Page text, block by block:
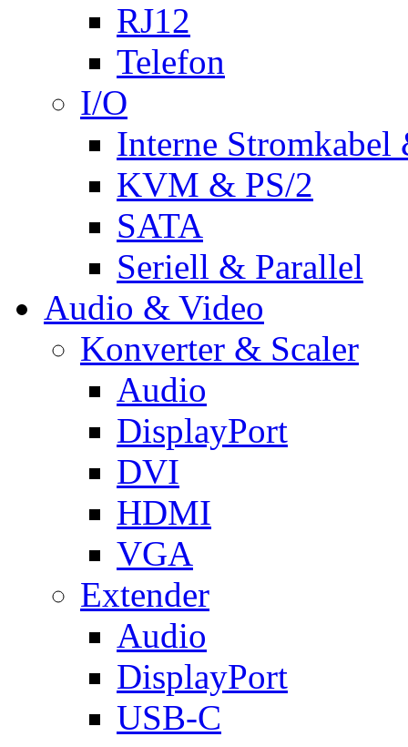
RJ12
Telefon
I/O
Interne Stromkabel
KVM & PS/2
SATA
Seriell & Parallel
Audio & Video
Konverter & Scaler
Audio
DisplayPort
DVI
HDMI
VGA
Extender
Audio
DisplayPort
USB-C